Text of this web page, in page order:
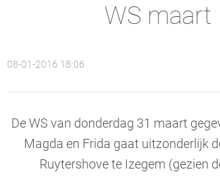
WS maart
08-01-2016 18:06
De WS van donderdag 31 maart
Magda en Frida gaat uitzonderlijk
Ruytershove te Izegem (gezien